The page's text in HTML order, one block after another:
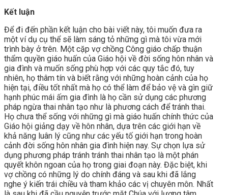
Kết luận
Để đi đến phần kết luận cho bài viết này, tôi muốn đưa ra
một ví dụ cụ thể sẽ làm sáng tỏ những gì mà tôi vừa mới
trình bày ở trên. Một cặp vợ chồng Công giáo chấp thuận
thẩm quyền giáo huấn của Giáo hội về đời sống hôn nhân và
gia đình và muốn sống phù hợp với các quy tắc đó, tuy
nhiên, họ thâm tín và biết rằng với những hoàn cảnh của họ
hiện tại, điều tốt nhất mà họ có thể làm để bảo vệ và gìn giữ
hạnh phúc mái ấm gia đình là họ cần sử dụng các phương
pháp ngừa thai nhân tạo như là phương cách để tránh thai.
Họ chưa thể sống với những gì mà giáo huấn chính thức của
Giáo hội giảng dạy về hôn nhân, dựa trên các giới hạn về
khả năng luân lý cũng như các yếu tố giới hạn trong hoàn
cảnh đời sống hôn nhân gia đình hiện nay. Sự chọn lựa sử
dụng phương pháp tránh tránh thai nhân tạo là một phán
quyết khôn ngoan của họ trong giai đoạn này. Đặc biệt, khi
vợ chồng có những lý do chính đáng và sau khi đã lắng
nghe ý kiến trái chiều và tham khảo các vị chuyên môn. Nhất